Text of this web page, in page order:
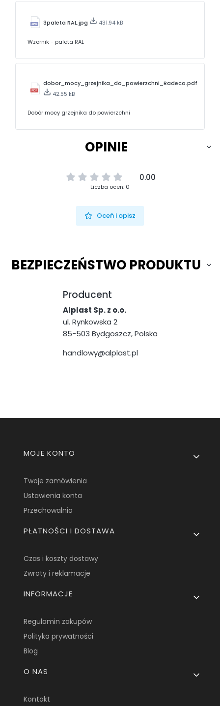
3paleta RAL.jpg 431.94 kB
Wzornik - paleta RAL
dobor_mocy_grzejnika_do_powierzchni_Radeco.pdf
42.55 kB
Dobór mocy grzejnika do powierzchni
OPINIE
0.00
Liczba ocen: 0
Oceń i opisz
BEZPIECZEŃSTWO PRODUKTU
Producent
Alplast Sp. z o.o.
ul. Rynkowska 2
85-503 Bydgoszcz, Polska
handlowy@alplast.pl
Linki w stopce
MOJE KONTO
Twoje zamówienia
Ustawienia konta
Przechowalnia
PŁATNOŚCI I DOSTAWA
Czas i koszty dostawy
Zwroty i reklamacje
INFORMACJE
Regulamin zakupów
Polityka prywatności
Blog
O NAS
Kontakt